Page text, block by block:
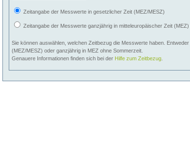
Zeitangabe der Messwerte in gesetzlicher Zeit (MEZ/MESZ)
Zeitangabe der Messwerte ganzjährig in mitteleuropäischer Zeit
Sie können auswählen, welchen Zeitbezug die Messwerte haben.
(MEZ/MESZ) oder ganzjährig in MEZ ohne Sommerzeit.
Genauere Informationen finden sich bei der Hilfe zum Zeitbezug